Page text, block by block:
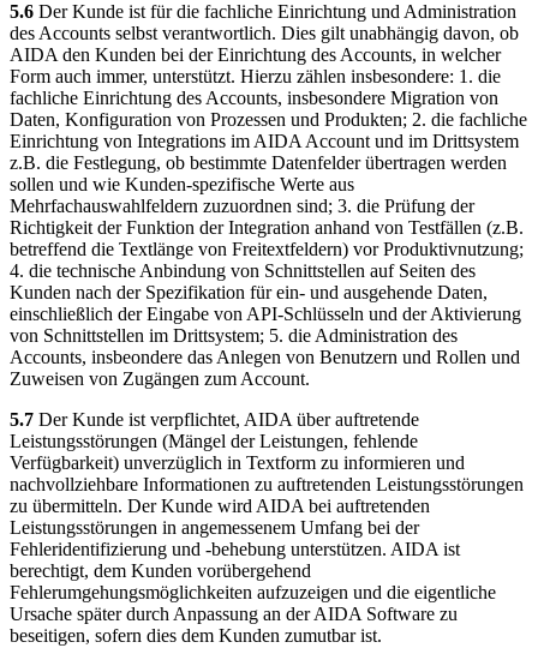
5.6 Der Kunde ist für die fachliche Einrichtung und Administration
des Accounts selbst verantwortlich. Dies gilt unabhängig davon, ob
AIDA den Kunden bei der Einrichtung des Accounts, in welcher
Form auch immer, unterstützt. Hierzu zählen insbesondere: 1. die
fachliche Einrichtung des Accounts, insbesondere Migration von
Daten, Konfiguration von Prozessen und Produkten; 2. die fachliche
Einrichtung von Integrations im AIDA Account und im Drittsystem
z.B. die Festlegung, ob bestimmte Datenfelder übertragen werden
sollen und wie Kunden-spezifische Werte aus
Mehrfachauswahlfeldern zuzuordnen sind; 3. die Prüfung der
Richtigkeit der Funktion der Integration anhand von Testfällen (z.B.
betreffend die Textlänge von Freitextfeldern) vor Produktivnutzung;
4. die technische Anbindung von Schnittstellen auf Seiten des
Kunden nach der Spezifikation für ein- und ausgehende Daten,
einschließlich der Eingabe von API-Schlüsseln und der Aktivierung
von Schnittstellen im Drittsystem; 5. die Administration des
Accounts, insbeondere das Anlegen von Benutzern und Rollen und
Zuweisen von Zugängen zum Account.
5.7 Der Kunde ist verpflichtet, AIDA über auftretende
Leistungsstörungen (Mängel der Leistungen, fehlende
Verfügbarkeit) unverzüglich in Textform zu informieren und
nachvollziehbare Informationen zu auftretenden Leistungsstörungen
zu übermitteln. Der Kunde wird AIDA bei auftretenden
Leistungsstörungen in angemessenem Umfang bei der
Fehleridentifizierung und -behebung unterstützen. AIDA ist
berechtigt, dem Kunden vorübergehend
Fehlerumgehungsmöglichkeiten aufzuzeigen und die eigentliche
Ursache später durch Anpassung an der AIDA Software zu
beseitigen, sofern dies dem Kunden zumutbar ist.